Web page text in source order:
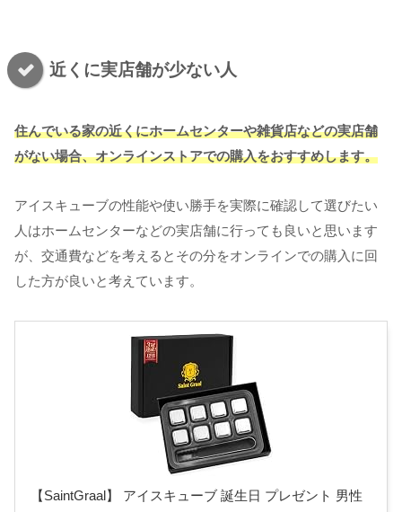
近くに実店舗が少ない人
住んでいる家の近くにホームセンターや雑貨店などの実店舗
がない場合、オンラインストアでの購入をおすすめします。
アイスキューブの性能や使い勝手を実際に確認して選びたい
人はホームセンターなどの実店舗に行っても良いと思います
が、交通費などを考えるとその分をオンラインでの購入に回
した方が良いと考えています。
【SaintGraal】 アイスキューブ 誕生日 プレゼント 男性